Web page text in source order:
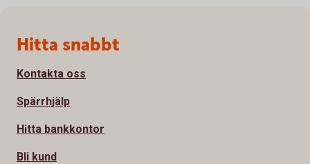
Sidfot
Hitta snabbt
Kontakta oss
Spärrhjälp
Hitta bankkontor
Bli kund